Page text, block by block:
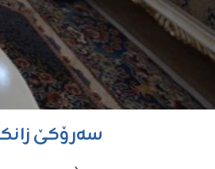
سه‌رۆكێ